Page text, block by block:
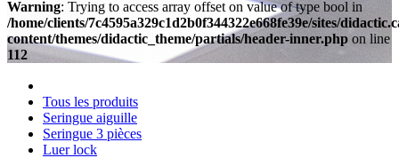
Warning: Trying to access array offset on value of type bool in
/home/clients/7c4595a329c1d2b0f344322e668fe39e/sites/
content/themes/didactic_theme/partials/header-inner.php on line
112
Tous les produits
Seringue aiguille
Seringue 3 pièces
Luer lock